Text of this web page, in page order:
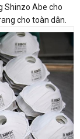
Shinzo Abe cho
cho toàn dân.